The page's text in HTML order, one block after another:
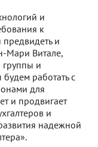
и
к
и
Мари Витале,
группы и
будем работать с
для
и продвигает
и
надежной